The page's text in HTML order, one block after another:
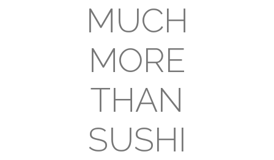
MUCH
MORE
THAN
SUSHI